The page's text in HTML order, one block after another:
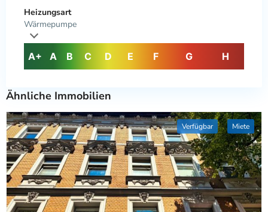
Heizungsart
Wärmepumpe
A+ A B C D E F G H
Ähnliche Immobilien
Verfügbar Miete